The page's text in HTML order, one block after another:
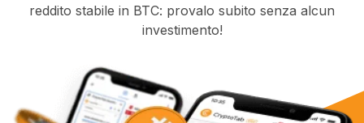
reddito stabile in BTC: provalo subito senza alcun
investimento!